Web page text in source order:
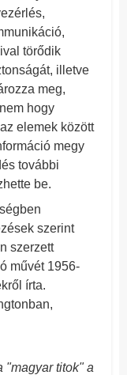
törődik
illetve
meg,
hogy
elemek között
megy
további
be.
szerint
szerzett
művét 1956-
írta.
"magyar titok" a